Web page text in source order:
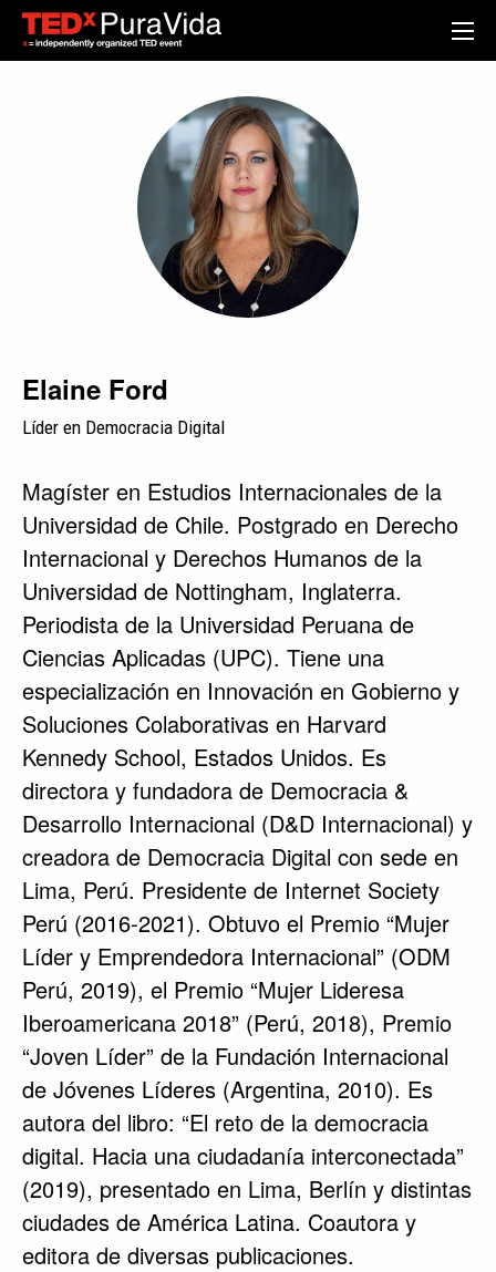
Elaine Ford
Líder en Democracia Digital
Magíster en Estudios Internacionales de la
Universidad de Chile. Postgrado en Derecho
Internacional y Derechos Humanos de la
Universidad de Nottingham, Inglaterra.
Periodista de la Universidad Peruana de
Ciencias Aplicadas (UPC). Tiene una
especialización en Innovación en Gobierno y
Soluciones Colaborativas en Harvard
Kennedy School, Estados Unidos. Es
directora y fundadora de Democracia &
Desarrollo Internacional (D&D Internacional) y
creadora de Democracia Digital con sede en
Lima, Perú. Presidente de Internet Society
Perú (2016-2021). Obtuvo el Premio “Mujer
Líder y Emprendedora Internacional” (ODM
Perú, 2019), el Premio “Mujer Lideresa
Iberoamericana 2018” (Perú, 2018), Premio
“Joven Líder” de la Fundación Internacional
de Jóvenes Líderes (Argentina, 2010). Es
autora del libro: “El reto de la democracia
digital. Hacia una ciudadanía interconectada”
(2019), presentado en Lima, Berlín y distintas
ciudades de América Latina. Coautora y
editora de diversas publicaciones.